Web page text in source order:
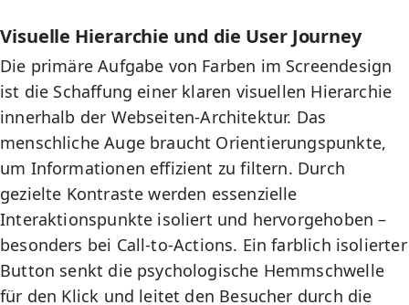
Visuelle Hierarchie und die User Journey
Die primäre Aufgabe von Farben im Screendesign
ist die Schaffung einer klaren visuellen Hierarchie
innerhalb der Webseiten-Architektur. Das
menschliche Auge braucht Orientierungspunkte,
um Informationen effizient zu filtern. Durch
gezielte Kontraste werden essenzielle
Interaktionspunkte isoliert und hervorgehoben –
besonders bei Call-to-Actions. Ein farblich isolierter
Button senkt die psychologische Hemmschwelle
für den Klick und leitet den Besucher durch die